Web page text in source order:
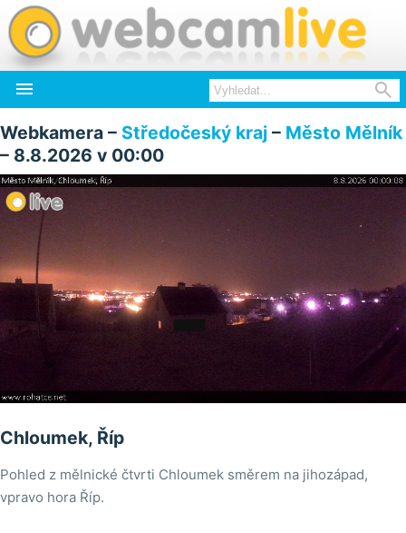
 
Webkamera – Středočeský kraj – Město Mělník
– 8.8.2026 v 00:00
Chloumek, Říp
Pohled z mělnické čtvrti Chloumek směrem na jihozápad,
vpravo hora Říp.